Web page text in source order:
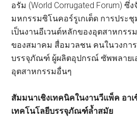
อรัม (World Corrugated Forum) ซึ่
มหกรรมซิโนคอร์รูเกเต็ด การประ
เป็นงานอีเวนต์หลักของอุตสาหกรร
ของสมาคม สื่อมวลชน คนในวงกา
บรรจุภัณฑ์ ผู้ผลิตอุปกรณ์ ซัพพลายเ
อุตสาหกรรมอื่นๆ
สัมมนาเชิงเทคนิคในงานวีแพ็ค อา
เทคโนโลยีบรรจุภัณฑ์ล้ำสมัย